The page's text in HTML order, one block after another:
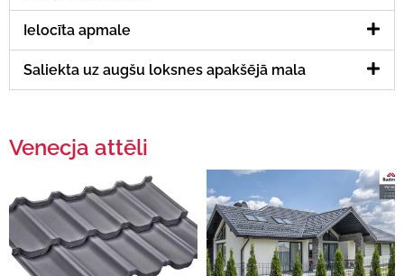
Ielocīta apmale
Saliekta uz augšu loksnes apakšējā mala
Venecja attēli